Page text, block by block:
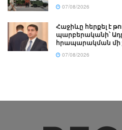
07/08/2026
Հաջիևը հերքել է
պարբերականի՝
հրապարակման մի
07/08/2026